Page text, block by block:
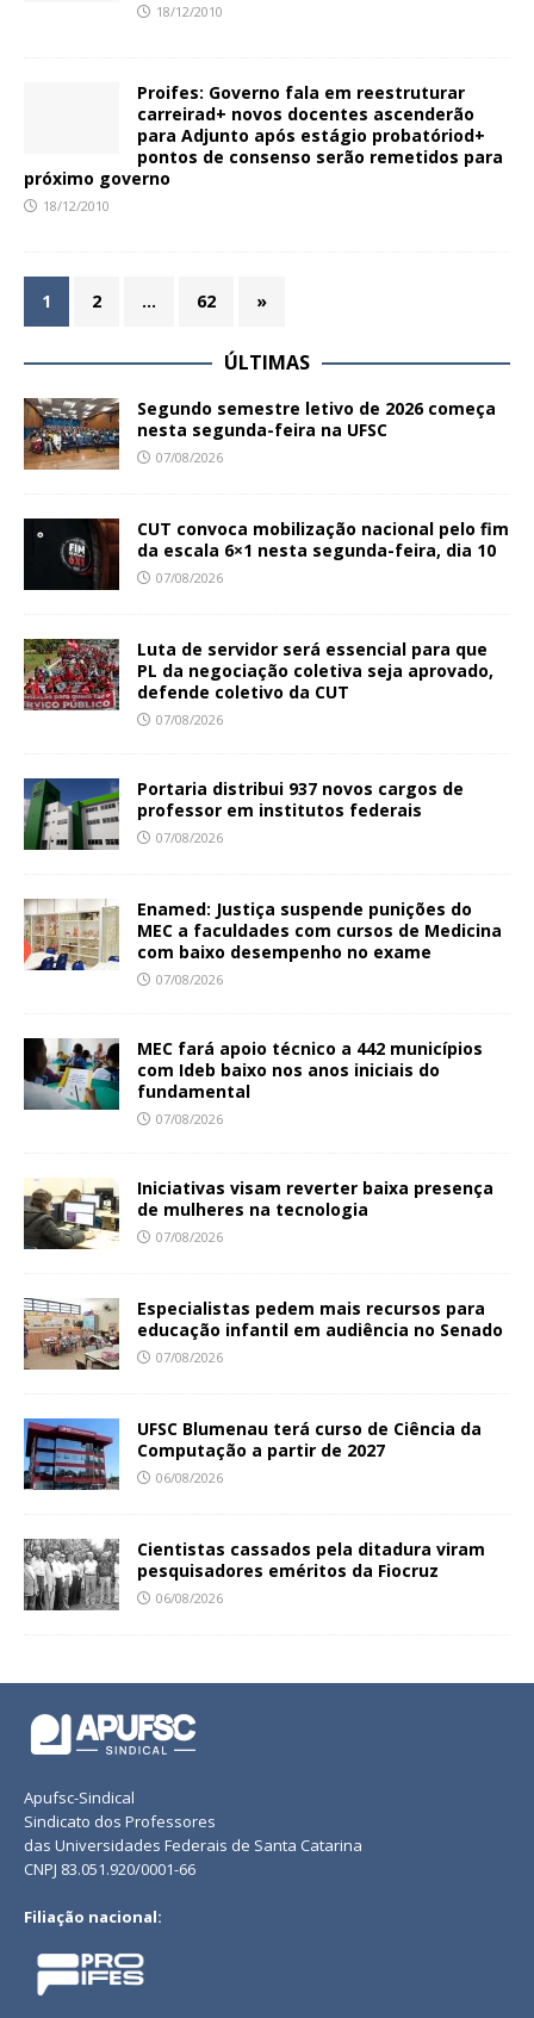
18/12/2010
Proifes: Governo fala em reestruturar
carreirad+ novos docentes ascenderão
para Adjunto após estágio probatóriod+
pontos de consenso serão remetidos para
próximo governo
18/12/2010
1 2 … 62 »
ÚLTIMAS
Segundo semestre letivo de 2026 começa
nesta segunda-feira na UFSC
07/08/2026
CUT convoca mobilização nacional pelo fim
da escala 6×1 nesta segunda-feira, dia 10
07/08/2026
Luta de servidor será essencial para que
PL da negociação coletiva seja aprovado,
defende coletivo da CUT
07/08/2026
Portaria distribui 937 novos cargos de
professor em institutos federais
07/08/2026
Enamed: Justiça suspende punições do
MEC a faculdades com cursos de Medicina
com baixo desempenho no exame
07/08/2026
MEC fará apoio técnico a 442 municípios
com Ideb baixo nos anos iniciais do
fundamental
07/08/2026
Iniciativas visam reverter baixa presença
de mulheres na tecnologia
07/08/2026
Especialistas pedem mais recursos para
educação infantil em audiência no Senado
07/08/2026
UFSC Blumenau terá curso de Ciência da
Computação a partir de 2027
06/08/2026
Cientistas cassados pela ditadura viram
pesquisadores eméritos da Fiocruz
06/08/2026
Apufsc-Sindical
Sindicato dos Professores
das Universidades Federais de Santa Catarina
CNPJ 83.051.920/0001-66
Filiação nacional: